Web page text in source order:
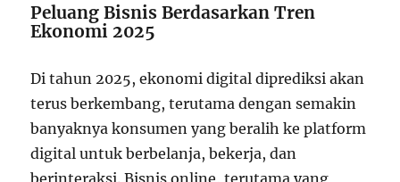
Peluang Bisnis Berdasarkan Tren
Ekonomi 2025
Di tahun 2025, ekonomi digital diprediksi akan
terus berkembang, terutama dengan semakin
banyaknya konsumen yang beralih ke platform
digital untuk berbelanja, bekerja, dan
berinteraksi. Bisnis online, terutama yang